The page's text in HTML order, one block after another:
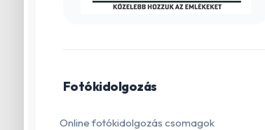
Fotókidolgozás
Online fotókidolgozás csomagok